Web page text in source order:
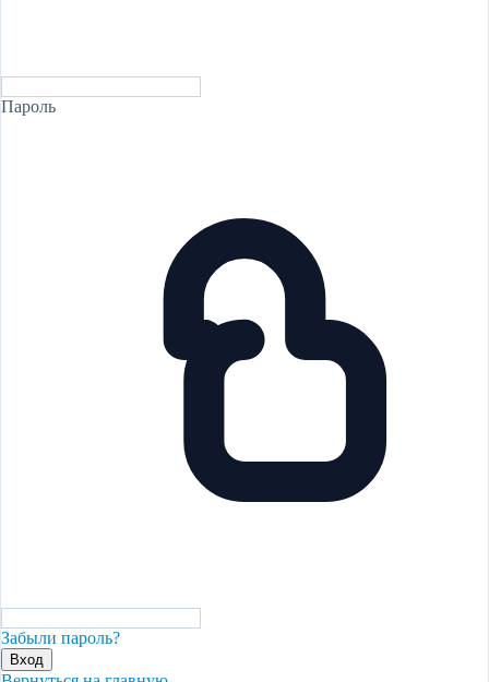
Пароль
Забыли пароль?
Вход